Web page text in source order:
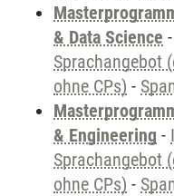
& Data Science -
Sprachangebot
ohne CPs) -
& Engineering -
Sprachangebot
ohne CPs) -